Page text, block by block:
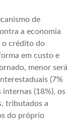
de
a economia
o crédito do
em custo e
menor será
(7%
internas (18%), os
tributados a
do próprio